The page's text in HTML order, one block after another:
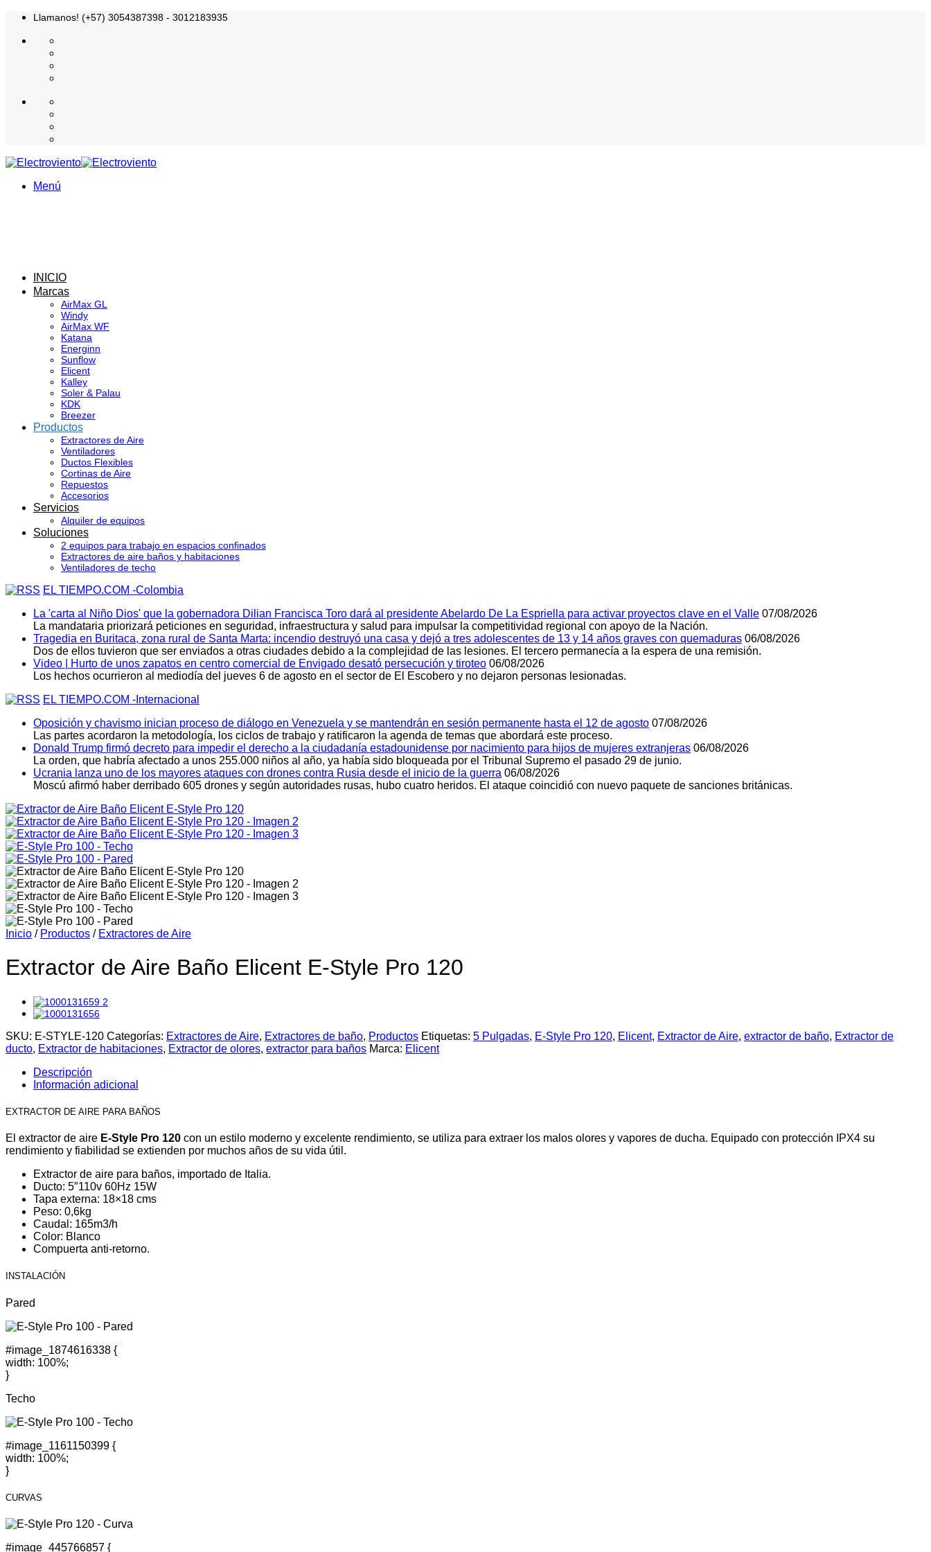
Saltar
contenido
Llamanos! (+57) 3054387398 - 3012183935
Menú
INICIO
Marcas
AirMax GL
Windy
AirMax WF
Katana
Energinn
Sunflow
Elicent
Kalley
Soler & Palau
KDK
Breezer
Productos
Extractores de Aire
Ventiladores
Ductos Flexibles
Cortinas de Aire
Repuestos
Accesorios
Servicios
Alquiler de equipos
Soluciones
2 equipos para trabajo en espacios confinados
Extractores de aire baños y habitaciones
Ventiladores de techo
EL TIEMPO.COM -Colombia
La 'carta al Niño Dios' que la gobernadora Dilian Francisca Toro dará al presidente Abelardo De La Espriella para activar proyectos clave en el Valle 07/08/2026
La mandataria priorizará peticiones en seguridad, infraestructura y salud para impulsar la competitividad regional con apoyo de la Nación.
Tragedia en Buritaca, zona rural de Santa Marta: incendio destruyó una casa y dejó a tres adolescentes de 13 y 14 años graves con quemaduras 06/08/2026
Dos de ellos tuvieron que ser enviados a otras ciudades debido a la complejidad de las lesiones. El tercero permanecía a la espera de una remisión.
Video | Hurto de unos zapatos en centro comercial de Envigado desató persecución y tiroteo 06/08/2026
Los hechos ocurrieron al mediodía del jueves 6 de agosto en el sector de El Escobero y no dejaron personas lesionadas.
EL TIEMPO.COM -Internacional
Oposición y chavismo inician proceso de diálogo en Venezuela y se mantendrán en sesión permanente hasta el 12 de agosto 07/08/2026
Las partes acordaron la metodología, los ciclos de trabajo y ratificaron la agenda de temas que abordará este proceso.
Donald Trump firmó decreto para impedir el derecho a la ciudadanía estadounidense por nacimiento para hijos de mujeres extranjeras 06/08/2026
La orden, que habría afectado a unos 255.000 niños al año, ya había sido bloqueada por el Tribunal Supremo el pasado 29 de junio.
Ucrania lanza uno de los mayores ataques con drones contra Rusia desde el inicio de la guerra 06/08/2026
Moscú afirmó haber derribado 605 drones y según autoridades rusas, hubo cuatro heridos. El ataque coincidió con nuevo paquete de sanciones británicas.
Inicio / Productos / Extractores de Aire
Extractor de Aire Baño Elicent E-Style Pro 120
SKU: E-STYLE-120 Categorías: Extractores de Aire, Extractores de baño, Productos Etiquetas: 5 Pulgadas, E-Style Pro 120, Elicent, Extractor de Aire, extractor de baño, Extractor de
ducto, Extractor de habitaciones, Extractor de olores, extractor para baños Marca: Elicent
Descripción
Información adicional
EXTRACTOR DE AIRE PARA BAÑOS
El extractor de aire E-Style Pro 120 con un estilo moderno y excelente rendimiento, se utiliza para extraer los malos olores y vapores de ducha. Equipado con protección IPX4 su
rendimiento y fiabilidad se extienden por muchos años de su vida útil.
Extractor de aire para baños, importado de Italia.
Ducto: 5″110v 60Hz 15W
Tapa externa: 18×18 cms
Peso: 0,6kg
Caudal: 165m3/h
Color: Blanco
Compuerta anti-retorno.
INSTALACIÓN
Pared
#image_1874616338 {
width: 100%;
}
Techo
#image_1161150399 {
width: 100%;
}
CURVAS
#image_445766857 {